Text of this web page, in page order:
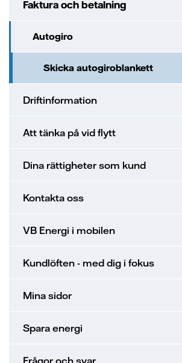
Faktura och betalning
Autogiro
Skicka autogiroblankett
Driftinformation
Att tänka på vid flytt
Dina rättigheter som kund
Kontakta oss
VB Energi i mobilen
Kundlöften - med dig i fokus
Mina sidor
Spara energi
Frågor och svar